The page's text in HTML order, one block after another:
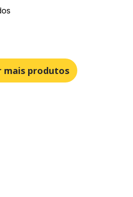
mais produtos